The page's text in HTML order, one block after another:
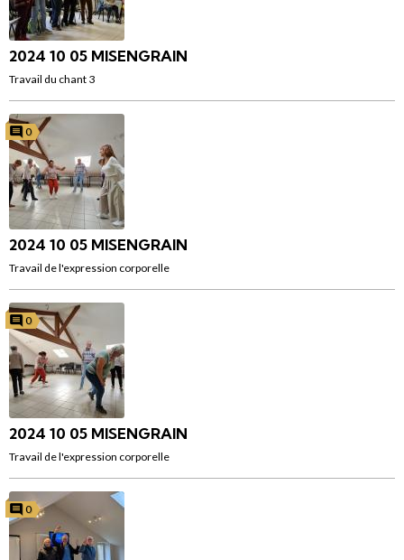
2024 10 05 MISENGRAIN
Travail du chant 3
0
2024 10 05 MISENGRAIN
Travail de l'expression corporelle
0
2024 10 05 MISENGRAIN
Travail de l'expression corporelle
0